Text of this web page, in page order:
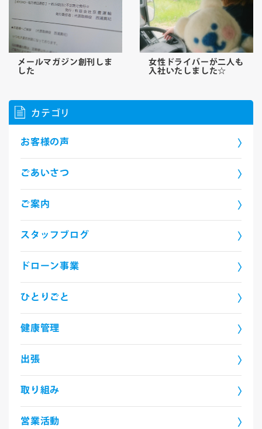
メールマガジン創刊しま
した
女性ドライバーが二人も
入社いたしました☆
カテゴリ
お客様の声
ごあいさつ
ご案内
スタッフブログ
ドローン事業
ひとりごと
健康管理
出張
取り組み
営業活動